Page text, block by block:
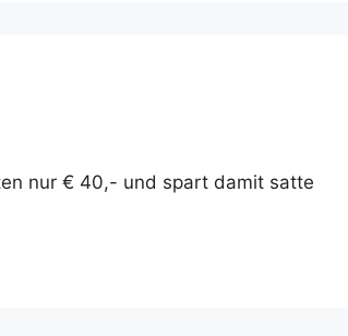
nur € 40,- und spart damit sat­te